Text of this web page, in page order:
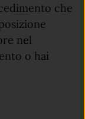
che
nel
o hai